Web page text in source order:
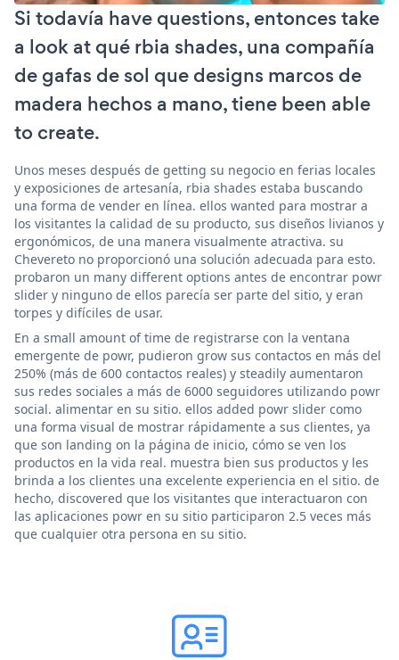
Si todavía have questions, entonces take
a look at qué rbia shades, una compañía
de gafas de sol que designs marcos de
madera hechos a mano, tiene been able
to create.
Unos meses después de getting su negocio en ferias locales
y exposiciones de artesanía, rbia shades estaba buscando
una forma de vender en línea. ellos wanted para mostrar a
los visitantes la calidad de su producto, sus diseños livianos y
ergonómicos, de una manera visualmente atractiva. su
Chevereto no proporcionó una solución adecuada para esto.
probaron un many different options antes de encontrar powr
slider y ninguno de ellos parecía ser parte del sitio, y eran
torpes y difíciles de usar.
En a small amount of time de registrarse con la ventana
emergente de powr, pudieron grow sus contactos en más del
250% (más de 600 contactos reales) y steadily aumentaron
sus redes sociales a más de 6000 seguidores utilizando powr
social. alimentar en su sitio. ellos added powr slider como
una forma visual de mostrar rápidamente a sus clientes, ya
que son landing on la página de inicio, cómo se ven los
productos en la vida real. muestra bien sus productos y les
brinda a los clientes una excelente experiencia en el sitio. de
hecho, discovered que los visitantes que interactuaron con
las aplicaciones powr en su sitio participaron 2.5 veces más
que cualquier otra persona en su sitio.